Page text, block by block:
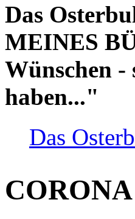
Das
MEINES
Wünschen -
haben..."
Das